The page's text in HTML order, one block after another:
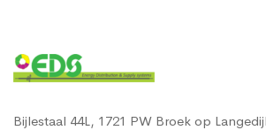
Bijlestaal 44L, 1721 PW Broek op